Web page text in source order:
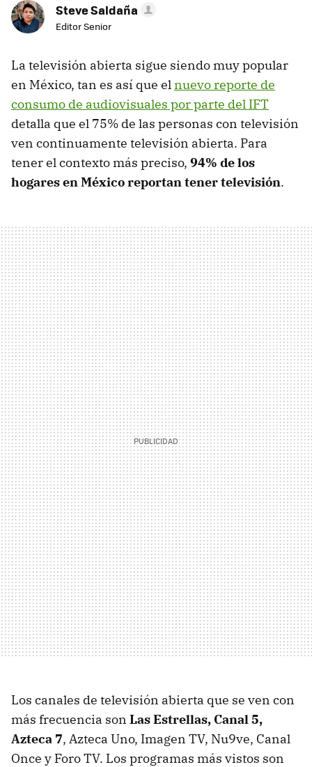
Steve Saldaña
Editor Senior
La televisión abierta sigue siendo muy popular
en México, tan es así que elnuevo reporte de
consumo de audiovisuales por parte del IFT
detalla que el 75% de las personas con televisión
ven continuamente televisión abierta. Para
tener el contexto más preciso, 94% de los
hogares en México reportan tener televisión.
Los canales de televisión abierta que se ven con
más frecuencia son Las Estrellas, Canal 5,
Azteca 7, Azteca Uno, Imagen TV, Nu9ve, Canal
Once y Foro TV. Los programas más vistos son